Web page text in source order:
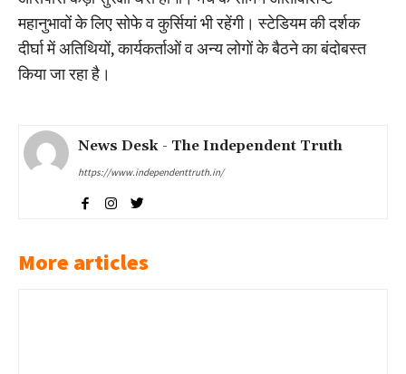
महानुभावों के लिए सोफे व कुर्सियां भी रहेंगी। स्टेडियम की दर्शक
दीर्घा में अतिथियों, कार्यकर्ताओं व अन्य लोगों के बैठने का बंदोबस्त
किया जा रहा है।
News Desk - The Independent Truth
https://www.independenttruth.in/
More articles